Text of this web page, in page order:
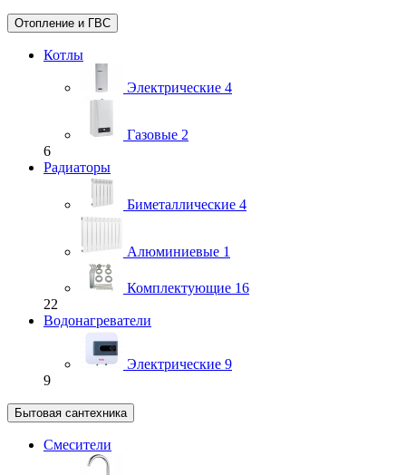
Отопление и ГВС
Котлы
Электрические 4
Газовые 2
6
Радиаторы
Биметаллические 4
Алюминиевые 1
Комплектующие 16
22
Водонагреватели
Электрические 9
9
Бытовая сантехника
Смесители